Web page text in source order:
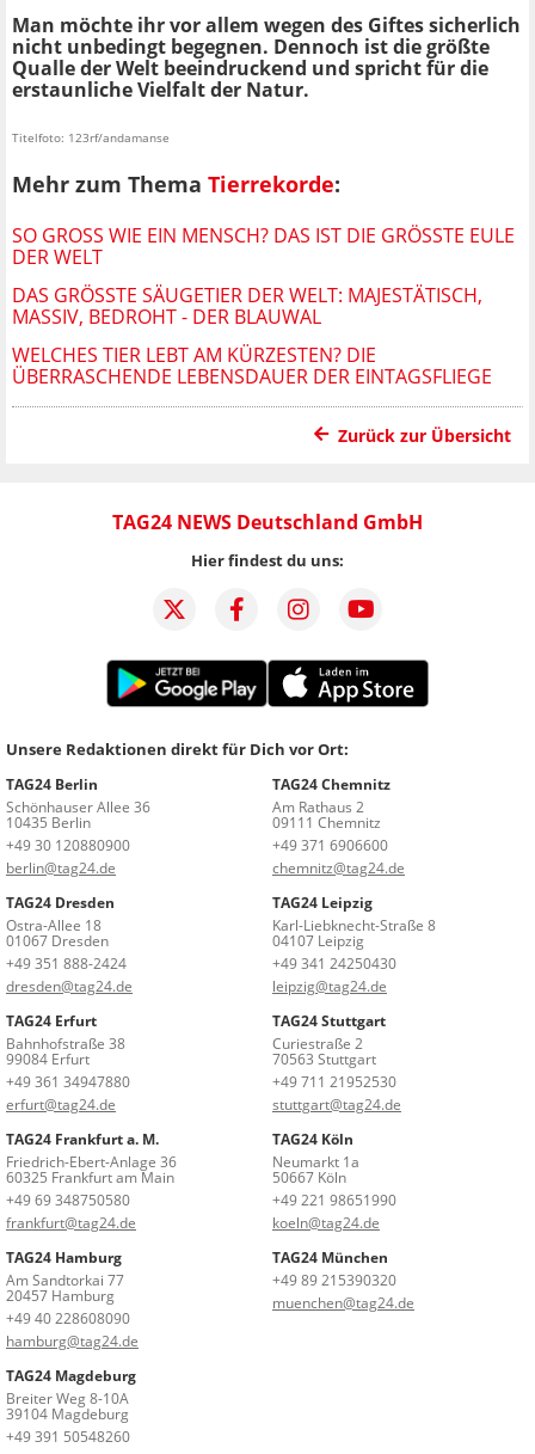
Man möchte ihr vor allem wegen des Giftes sicherlich
nicht unbedingt begegnen. Dennoch ist die größte
Qualle der Welt beeindruckend und spricht für die
erstaunliche Vielfalt der Natur.
Titelfoto: 123rf/andamanse
Mehr zum Thema Tierrekorde:
SO GROSS WIE EIN MENSCH? DAS IST DIE GRÖSSTE EULE DE
R WELT
DAS GRÖSSTE SÄUGETIER DER WELT: MAJESTÄTISCH, M
ASSIV, BEDROHT - DER BLAUWAL
WELCHES TIER LEBT AM KÜRZESTEN? DIE
ÜBERRASCHENDE LEBENSDAUER DER EINTAGSFLIEGE
Zurück zur Übersicht
TAG24 NEWS Deutschland GmbH
Hier findest du uns:
Unsere Redaktionen direkt für Dich vor Ort:
TAG24 Berlin
Schönhauser Allee 36
10435 Berlin
+49 30 120880900
berlin@tag24.de
TAG24 Chemnitz
Am Rathaus 2
09111 Chemnitz
+49 371 6906600
chemnitz@tag24.de
TAG24 Dresden
Ostra-Allee 18
01067 Dresden
+49 351 888-2424
dresden@tag24.de
TAG24 Leipzig
Karl-Liebknecht-Straße 8
04107 Leipzig
+49 341 24250430
leipzig@tag24.de
TAG24 Erfurt
Bahnhofstraße 38
99084 Erfurt
+49 361 34947880
erfurt@tag24.de
TAG24 Stuttgart
Curiestraße 2
70563 Stuttgart
+49 711 21952530
stuttgart@tag24.de
TAG24 Frankfurt a. M.
Friedrich-Ebert-Anlage 36
60325 Frankfurt am Main
+49 69 348750580
frankfurt@tag24.de
TAG24 Köln
Neumarkt 1a
50667 Köln
+49 221 98651990
koeln@tag24.de
TAG24 Hamburg
Am Sandtorkai 77
20457 Hamburg
+49 40 228608090
hamburg@tag24.de
TAG24 München
+49 89 215390320
muenchen@tag24.de
TAG24 Magdeburg
Breiter Weg 8-10A
39104 Magdeburg
+49 391 50548260